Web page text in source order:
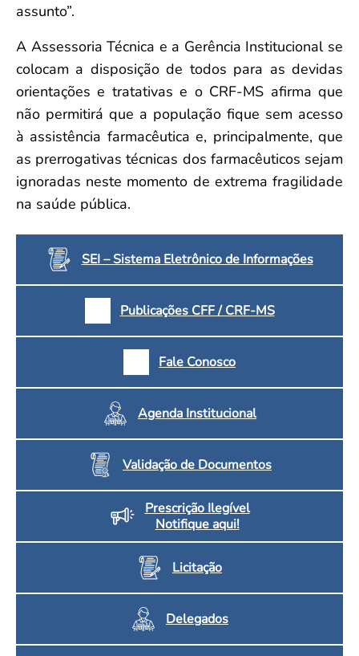
assunto”.
A Assessoria Técnica e a Gerência Institucional se
colocam a disposição de todos para as devidas
orientações e tratativas e o CRF-MS afirma que
não permitirá que a população fique sem acesso
à assistência farmacêutica e, principalmente, que
as prerrogativas técnicas dos farmacêuticos sejam
ignoradas neste momento de extrema fragilidade
na saúde pública.
SEI – Sistema Eletrônico de Informações
Publicações CFF / CRF-MS
Fale Conosco
Agenda Institucional
Validação de Documentos
Prescrição Ilegível
Notifique aqui!
Licitação
Delegados